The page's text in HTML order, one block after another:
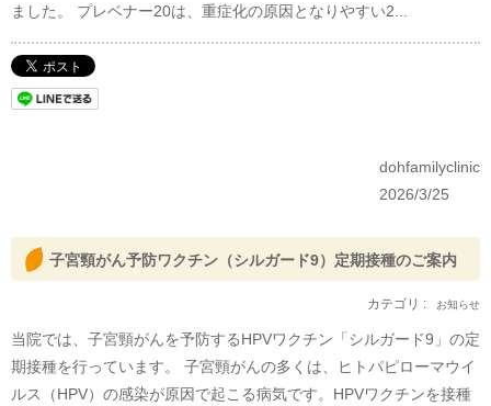
ました。 プレベナー20は、重症化の原因となりやすい2...
dohfamilyclinic
2026/3/25
子宮頸がん予防ワクチン（シルガード9）定期接種のご案内
カテゴリ : お知らせ
当院では、子宮頸がんを予防するHPVワクチン「シルガード9」の定
期接種を行っています。 子宮頸がんの多くは、ヒトパピローマウイ
ルス（HPV）の感染が原因で起こる病気です。HPVワクチンを接種